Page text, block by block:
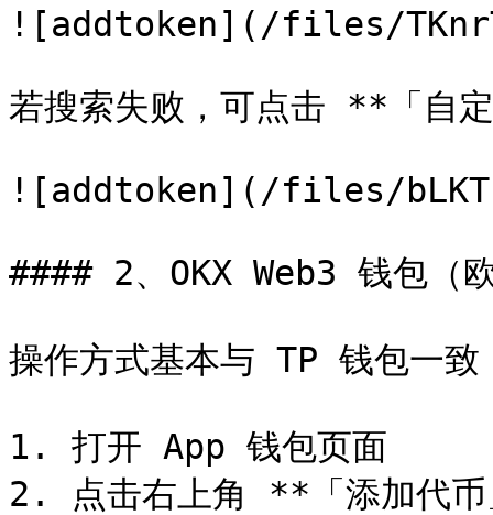
![addtoken](/files/
若搜索失败，可点击 **「自
![addtoken](/files/
#### 2、OKX Web3 钱包（
操作方式基本与 TP 钱包一致
1. 打开 App 钱包页面
2. 点击右上角 **「添加代